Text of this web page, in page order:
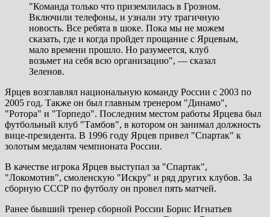
"Команда только что приземлилась в Грозном.
Включили телефоны, и узнали эту трагичную
новость. Все ребята в шоке. Пока мы не можем
сказать, где и когда пройдет прощание с Ярцевым,
мало времени прошло. Но разумеется, клуб
возьмет на себя всю организацию", — сказал
Зеленов.
Ярцев возглавлял национальную команду России с 2003 по
2005 год. Также он был главным тренером "Динамо",
"Ротора" и "Торпедо". Последним местом работы Ярцева был
футбольный клуб "Тамбов", в котором он занимал должность
вице-президента. В 1996 году Ярцев привел "Спартак" к
золотым медалям чемпионата России.
В качестве игрока Ярцев выступал за "Спартак",
"Локомотив", смоленскую "Искру" и ряд других клубов. За
сборную СССР по футболу он провел пять матчей.
Ранее бывший тренер сборной России Борис Игнатьев